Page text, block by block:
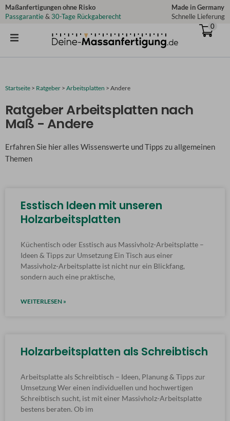
Zum
Inhalt
Maßanfertigungen ohne Risko
Passgarantie& 30-Tage Rückgaberecht
Made in Germany
Schnelle Lieferung
0
Startseite > Ratgeber > Arbeitsplatten > Andere
Ratgeber Arbeitsplatten nach
Maß - Andere
Erfahren Sie hier alles Wissenswerte und Tipps zu allgemeinen
Themen
Esstisch Ideen mit unseren
Holzarbeitsplatten
Küchentisch oder Esstisch aus Massivholz-Arbeitsplatte –
Ideen & Tipps zur Umsetzung Ein Tisch aus einer
Massivholz-Arbeitsplatte ist nicht nur ein Blickfang,
sondern auch eine praktische,
WEITERLESEN »
Holzarbeitsplatten als Schreibtisch
Arbeitsplatte als Schreibtisch – Ideen, Planung & Tipps zur
Umsetzung Wer einen individuellen und hochwertigen
Schreibtisch sucht, ist mit einer Massivholz-Arbeitsplatte
bestens beraten. Ob im